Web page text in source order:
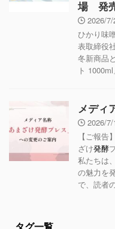
場 発
2026/7/
ひかり味
表取締役
冬新商品
ト
メディ
2026/7/
【ご報
ざけ発酵
私たちは、
の魅力を
で、読者
タグ一覧